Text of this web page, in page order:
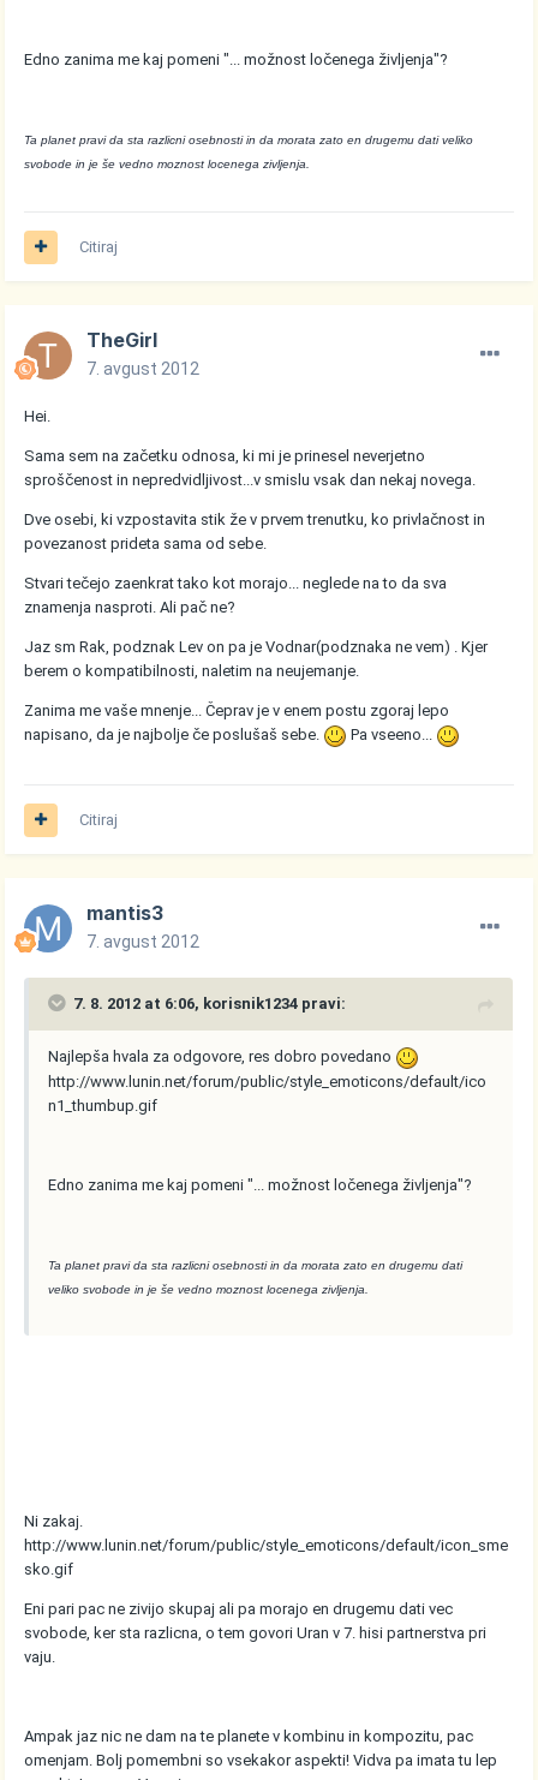
Edno zanima me kaj pomeni "... možnost ločenega življenja"?
Ta planet pravi da sta razlicni osebnosti in da morata zato en drugemu dati veliko
svobode in je še vedno moznost locenega zivljenja.
Citiraj
TheGirl
7. avgust 2012
Hei.
Sama sem na začetku odnosa, ki mi je prinesel neverjetno
sproščenost in nepredvidljivost...v smislu vsak dan nekaj novega.
Dve osebi, ki vzpostavita stik že v prvem trenutku, ko privlačnost in
povezanost prideta sama od sebe.
Stvari tečejo zaenkrat tako kot morajo... neglede na to da sva
znamenja nasproti. Ali pač ne?
Jaz sm Rak, podznak Lev on pa je Vodnar(podznaka ne vem) . Kjer
berem o kompatibilnosti, naletim na neujemanje.
Zanima me vaše mnenje... Čeprav je v enem postu zgoraj lepo
napisano, da je najbolje če poslušaš sebe.
Pa vseeno...
Citiraj
mantis3
7. avgust 2012
7. 8. 2012 at 6:06, korisnik1234 pravi:
Najlepša hvala za odgovore, res dobro povedano
http://www.lunin.net/forum/public/style_emoticons/default/ico
n1_thumbup.gif
Edno zanima me kaj pomeni "... možnost ločenega življenja"?
Ta planet pravi da sta razlicni osebnosti in da morata zato en drugemu dati
veliko svobode in je še vedno moznost locenega zivljenja.
Ni zakaj.
http://www.lunin.net/forum/public/style_emoticons/default/icon_sme
sko.gif
Eni pari pac ne zivijo skupaj ali pa morajo en drugemu dati vec
svobode, ker sta razlicna, o tem govori Uran v 7. hisi partnerstva pri
vaju.
Ampak jaz nic ne dam na te planete v kombinu in kompozitu, pac
omenjam. Bolj pomembni so vsekakor aspekti! Vidva pa imata tu lep